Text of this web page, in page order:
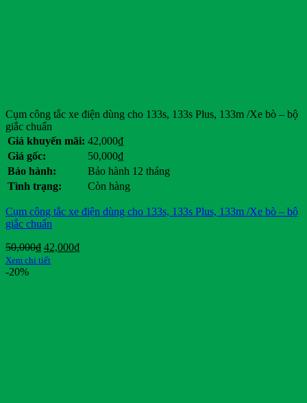
Cụm công tắc xe điện dùng cho 133s, 133s Plus, 133m /Xe bò – bộ
giắc chuẩn
Giá khuyến mãi: 42,000₫
Giá gốc:
50,000₫
Bảo hành:
Bảo hành 12 tháng
Tình trạng:
Còn hàng
Cụm công tắc xe điện dùng cho 133s, 133s Plus, 133m /Xe bò – bộ
giắc chuẩn
50,000₫ Giá
gốc
42,000₫Giá
Xem chi tiết
-20%